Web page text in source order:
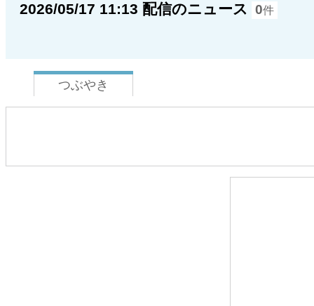
2026/05/17 11:13 配信のニュース 0件
つぶやき